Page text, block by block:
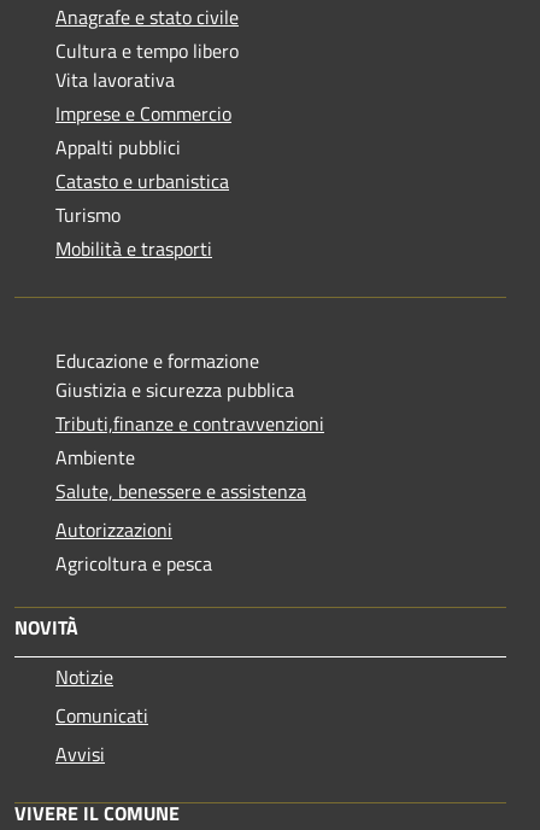
Anagrafe e stato civile
Cultura e tempo libero
Vita lavorativa
Imprese e Commercio
Appalti pubblici
Catasto e urbanistica
Turismo
Mobilità e trasporti
Educazione e formazione
Giustizia e sicurezza pubblica
Tributi,finanze e contravvenzioni
Ambiente
Salute, benessere e assistenza
Autorizzazioni
Agricoltura e pesca
NOVITÀ
Notizie
Comunicati
Avvisi
VIVERE IL COMUNE